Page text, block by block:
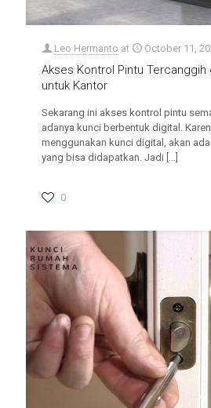
Leo Hermanto at October 11,
Akses Kontrol Pintu Tercanggih
untuk Kantor
Sekarang ini akses kontrol pintu
adanya kunci berbentuk digital.
menggunakan kunci digital, akan
yang bisa didapatkan. Jadi
0